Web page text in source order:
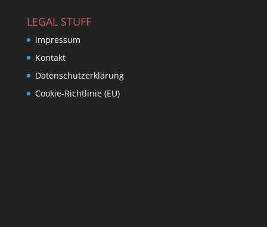
LEGAL STUFF
Impressum
Kontakt
Datenschutzerklärung
Cookie-Richtlinie (EU)